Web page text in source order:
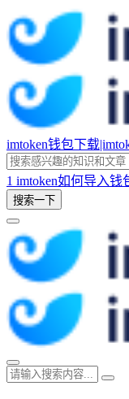
imtoken钱包下载
1 imtoken如何导入钱
搜索一下